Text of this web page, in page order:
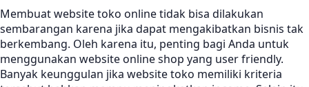
Membuat website toko online tidak bisa dilakukan
sembarangan karena jika dapat mengakibatkan bisnis tak
berkembang. Oleh karena itu, penting bagi Anda untuk
menggunakan website online shop yang user friendly.
Banyak keunggulan jika website toko memiliki kriteria